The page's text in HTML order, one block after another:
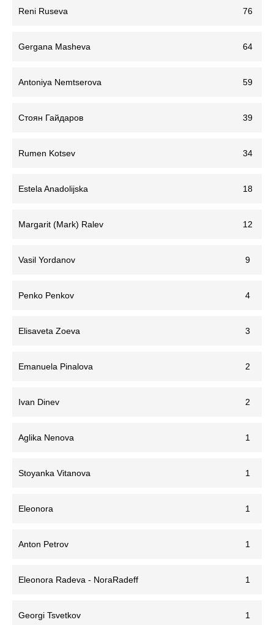
Reni Ruseva 76
Gergana Masheva 64
Antoniya Nemtserova 59
Стоян Гайдаров 39
Rumen Kotsev 34
Estela Anadolijska 18
Margarit (Mark) Ralev 12
Vasil Yordanov 9
Penko Penkov 4
Elisaveta Zoeva 3
Emanuela Pinalova 2
Ivan Dinev 2
Aglika Nenova 1
Stoyanka Vitanova 1
Eleonora 1
Anton Petrov 1
Eleonora Radeva - NoraRadeff 1
Georgi Tsvetkov 1